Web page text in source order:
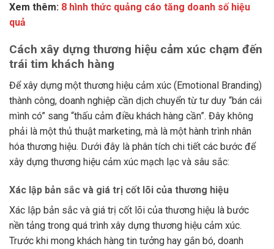
Xem thêm: 8 hình thức quảng cáo tăng doanh số hiệu
quả
Cách xây dựng thương hiệu cảm xúc chạm đến
trái tim khách hàng
Để xây dựng một thương hiệu cảm xúc (Emotional Branding)
thành công, doanh nghiệp cần dịch chuyển từ tư duy “bán cái
mình có” sang “thấu cảm điều khách hàng cần”. Đây không
phải là một thủ thuật marketing, mà là một hành trình nhân
hóa thương hiệu. Dưới đây là phân tích chi tiết các bước để
xây dựng thương hiệu cảm xúc mạch lạc và sâu sắc:
Xác lập bản sắc và giá trị cốt lõi của thương hiệu
Xác lập bản sắc và giá trị cốt lõi của thương hiệu là bước
nền tảng trong quá trình xây dựng thương hiệu cảm xúc.
Trước khi mong khách hàng tin tưởng hay gắn bó, doanh